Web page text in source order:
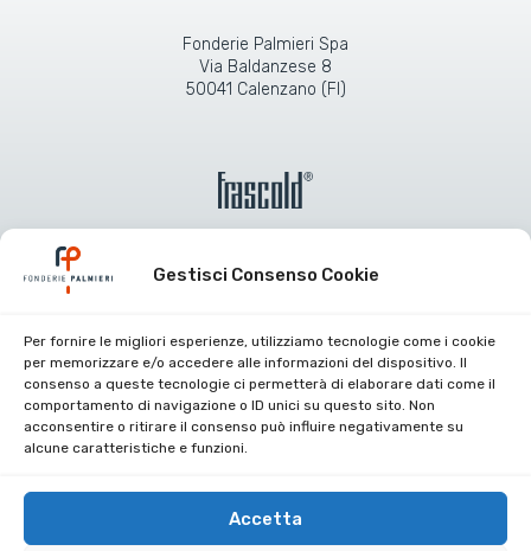
Gestisci Consenso Cookie
Per fornire le migliori esperienze, utilizziamo tecnologie come i cookie
per memorizzare e/o accedere alle informazioni del dispositivo. Il
consenso a queste tecnologie ci permetterà di elaborare dati come il
comportamento di navigazione o ID unici su questo sito. Non
acconsentire o ritirare il consenso può influire negativamente su
alcune caratteristiche e funzioni.
Accetta
Fonderie Palmieri Spa
Via Baldanzese 8
50041 Calenzano (FI)
Certificazioni aziendali
Lavora con noi
Area riservata